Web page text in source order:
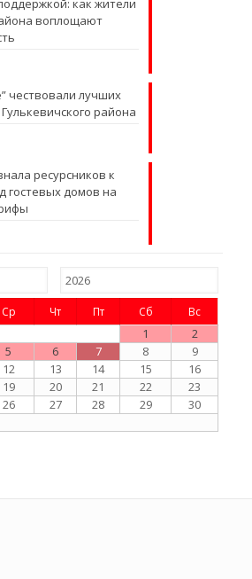
как жители
воплощают
чествовали лучших
района
ресурсников к
гостевых домов на
Ср Чт Пт Сб Вс
1
2
5 6 7 8
9
12 13 14 15
16
19 20 21 22
23
26 27 28 29
30